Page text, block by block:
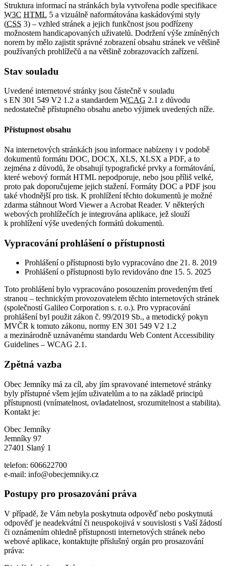
Struktura informací na stránkách byla vytvořena podle specifikace
W3C HTML 5 a vizuálně naformátována kaskádovými styly
(CSS 3) – vzhled stránek a jejich funkčnost jsou podřízeny
možnostem handicapovaných uživatelů. Dodržení výše zmíněných
norem by mělo zajistit správné zobrazení obsahu stránek ve většině
používaných prohlížečů a na většině zobrazovacích zařízení.
Stav souladu
Uvedené internetové stránky jsou částečně v souladu
s EN 301 549 V2 1.2 a standardem WCAG 2.1 z důvodu
nedostatečně přístupného obsahu anebo výjimek uvedených níže.
Přístupnost obsahu
Na internetových stránkách jsou informace nabízeny i v podobě
dokumentů formátu DOC, DOCX, XLS, XLSX a PDF, a to
zejména z důvodů, že obsahují typografické prvky a formátování,
které webový formát HTML nepodporuje, nebo jsou příliš velké,
proto pak doporučujeme jejich stažení. Formáty DOC a PDF jsou
také vhodnější pro tisk. K prohlížení těchto dokumentů je možné
zdarma stáhnout Word Viewer a Acrobat Reader. V některých
webových prohlížečích je integrována aplikace, jež slouží
k prohlížení výše uvedených formátů dokumentů.
Vypracování prohlášení o přístupnosti
Prohlášení o přístupnosti bylo vypracováno dne 21. 8. 2019
Prohlášení o přístupnosti bylo revidováno dne 15. 5. 2025
Toto prohlášení bylo vypracováno posouzením provedeným třetí
stranou – technickým provozovatelem těchto internetových stránek
(společností Galileo Corporation s. r. o.). Pro vypracování
prohlášení byl použit zákon č. 99/2019 Sb., a metodický pokyn
MVČR k tomuto zákonu, normy EN 301 549 V2 1.2
a mezinárodně uznávanému standardu Web Content Accessibility
Guidelines – WCAG 2.1.
Zpětná vazba
Obec Jemníky má za cíl, aby jím spravované internetové stránky
byly přístupné všem jejím uživatelům a to na základě principů
přístupnosti (vnímatelnost, ovladatelnost, srozumitelnost a stabilita).
Kontakt je:
Obec Jemníky
Jemníky 97
27401 Slaný 1
telefon: 606622700
e-mail: info@obecjemniky.cz
Postupy pro prosazování práva
V případě, že Vám nebyla poskytnuta odpověď nebo poskytnutá
odpověď je neadekvátní či neuspokojivá v souvislosti s Vaší žádostí
či oznámením ohledně přístupnosti internetových stránek nebo
webové aplikace, kontaktujte příslušný orgán pro prosazování
práva: